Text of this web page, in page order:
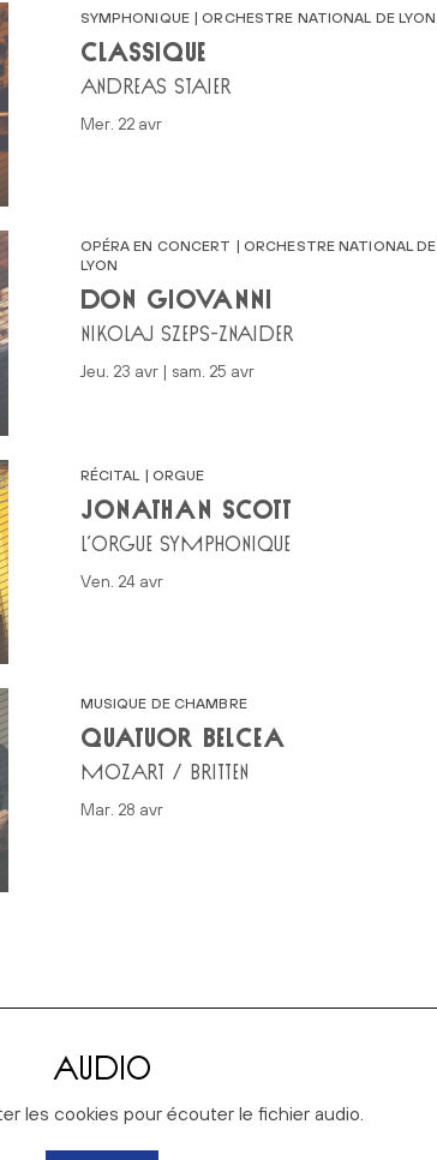
SYMPHONIQUE | ORCHESTRE NATIONAL DE LYON
CLASSIQUE
ANDREAS STAIER
mer. 22 avr
OPÉRA EN CONCERT | ORCHESTRE NATIONAL DE
LYON
DON GIOVANNI
NIKOLAJ SZEPS-ZNAIDER
jeu. 23 avr | sam. 25 avr
RÉCITAL | ORGUE
JONATHAN SCOTT
L’ORGUE SYMPHONIQUE
ven. 24 avr
MUSIQUE DE CHAMBRE
QUATUOR BELCEA
MOZART / BRITTEN
mar. 28 avr
AUDIO
les cookies pour écouter le fichier audio.